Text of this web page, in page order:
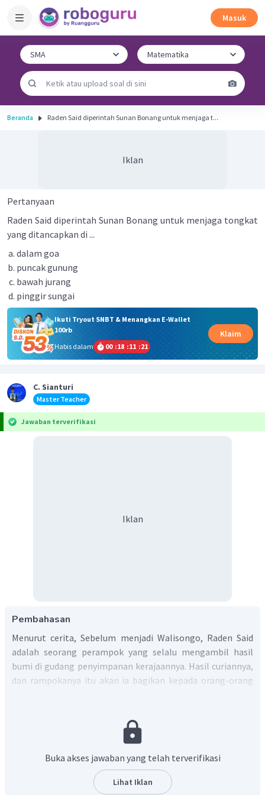
Masuk
Beranda Raden Said diperintah Sunan Bonang untuk menjaga t...
Iklan
Pertanyaan
Raden Said diperintah Sunan Bonang untuk menjaga tongkat
yang ditancapkan di ...
dalam goa
puncak gunung
bawah jurang
pinggir sungai
Ikuti Tryout SNBT & Menangkan E-Wallet
100rb
Habis dalam
00 :18 :11 :21
Klaim
C. Sianturi
Master Teacher
Jawaban terverifikasi
Iklan
Pembahasan
Menurut cerita, Sebelum menjadi Walisongo, Raden Said
adalah seorang perampok yang selalu mengambil hasil
bumi di gudang penyimpanan kerajaannya. Hasil curiannya,
dan rampokanya itu akan ia bagikan kepada orang-orang
Orang itu adalah Sunan Bonang. Karena tongkat itu dilihat
seperti tongkat emas, ia merampas tongkat itu. Katanya,
miskin. Tetapi, Sang Sunan Bonang tidak membenarkan
cara itu. Ia menasihati Raden Said bahwa Allah S.W.T tidak
Buka akses jawaban yang telah terverifikasi
Lihat Iklan